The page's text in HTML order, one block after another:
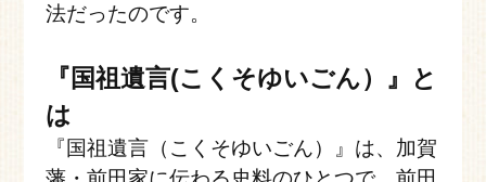
法だったのです。
『国祖遺言(こくそゆいごん）』と
は
『国祖遺言（こくそゆいごん）』は、加賀